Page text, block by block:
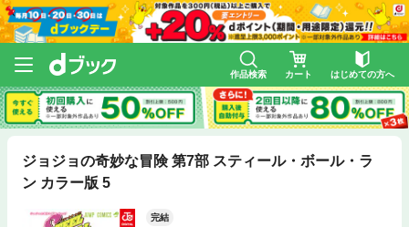
作品検索 カート はじめての方へ
ジョジョの奇妙な冒険 第7部 スティール・ボール・ラ
ン カラー版 5
完結